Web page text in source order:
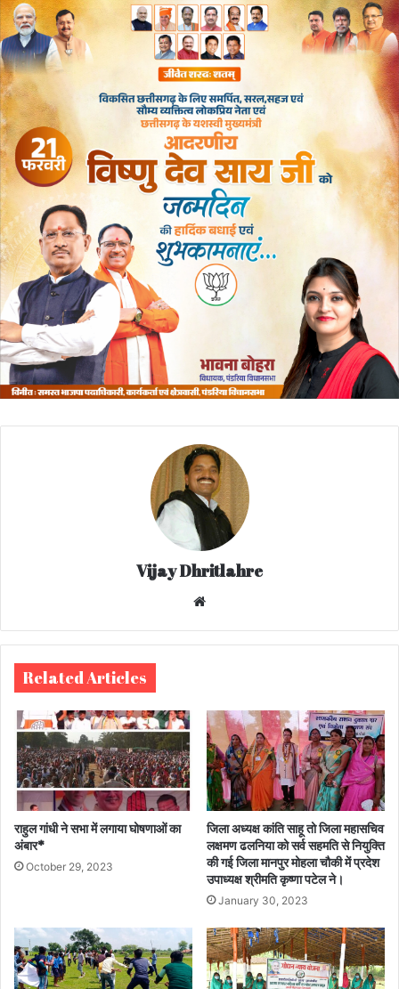
Vijay Dhritlahre
te
Related Articles
राहुल गांधी ने सभा में लगाया घोषणाओं का
अंबार*
October 29, 2023
जिला अध्यक्ष कांति साहू तो जिला महासचिव
लक्षमण ढलनिया को सर्व सहमति से नियुक्ति
की गई जिला मानपुर मोहला चौकी में प्रदेश
उपाध्यक्ष श्रीमति कृष्णा पटेल ने।
January 30, 2023